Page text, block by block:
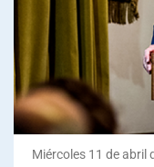
Miércoles 11 de abril